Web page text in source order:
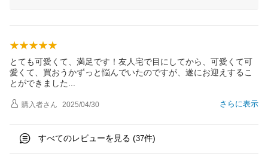
とても可愛くて、満足です！友人宅で目にしてから、可愛くて可
愛くて、買おうかずっと悩んでいたのですが、遂にお迎えするこ
とができました
さらに表示
購入者さん 2025/04/30
すべてのレビューを見る (37件)